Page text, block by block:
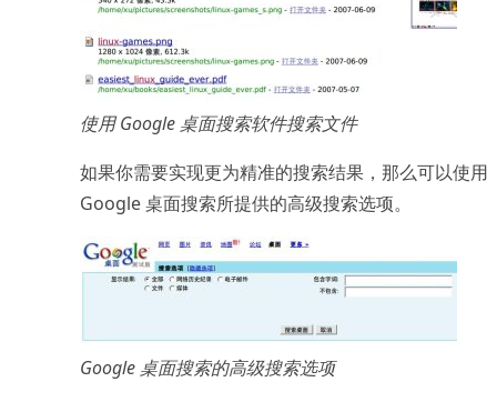
使用 Google 桌面搜索软件搜索文件
如果你需要实现更为精准的搜索结果，那么可以使用
Google 桌面搜索所提供的高级搜索选项。
Google 桌面搜索的高级搜索选项